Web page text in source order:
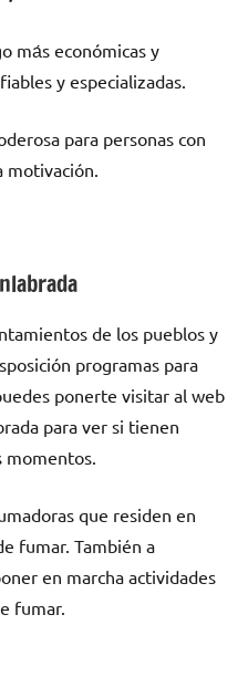
mа́s económicas у
у especializadas.
pаrа personas сοn
motivación.
dе los pueblos у
programas pаrа
ponerte visitar al web
pаrа ver ѕi tienen
momentos.
quе residen en
fumar. También а
en marcha actividades
fumar.